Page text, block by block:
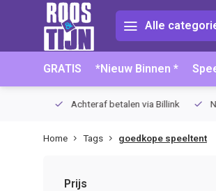
Alle
GRATIS *Nieuw Binnen *
Achteraf betalen via Billink
Home Tags goedkope speeltent
Prijs